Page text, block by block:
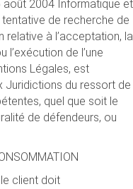
août 2004 Informatique et
de recherche de
à l’acceptation, la
l’exécution de l’une
Légales, est
Juridictions du ressort de
quel que soit le
de défendeurs, ou
client doit